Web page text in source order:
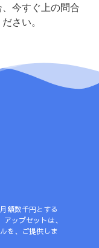
今すぐ上の問合
さい。
額数千円とする
ップセットは、
を、ご提供しま